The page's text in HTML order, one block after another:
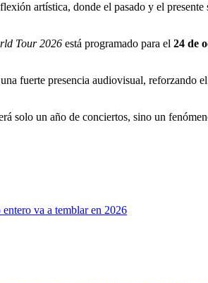
artística, donde el pasado y el
Tour 2026 está programado para el 24 de
fuerte presencia audiovisual,
solo un año de conciertos, sino un
va a temblar en 2026